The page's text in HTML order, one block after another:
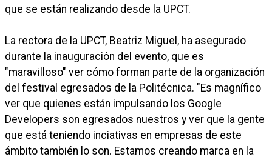
que se están realizando desde la UPCT.
La rectora de la UPCT, Beatriz Miguel, ha asegurado
durante la inauguración del evento, que es
"maravilloso" ver cómo forman parte de la organización
del festival egresados de la Politécnica. "Es magnífico
ver que quienes están impulsando los Google
Developers son egresados nuestros y ver que la gente
que está teniendo inciativas en empresas de este
ámbito también lo son. Estamos creando marca en la